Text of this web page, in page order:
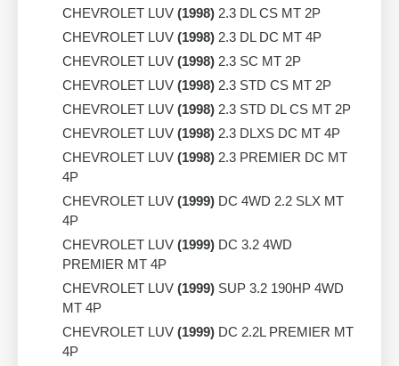
CHEVROLET LUV (1998) 2.3 DL CS MT 2P
CHEVROLET LUV (1998) 2.3 DL DC MT 4P
CHEVROLET LUV (1998) 2.3 SC MT 2P
CHEVROLET LUV (1998) 2.3 STD CS MT 2P
CHEVROLET LUV (1998) 2.3 STD DL CS MT 2P
CHEVROLET LUV (1998) 2.3 DLXS DC MT 4P
CHEVROLET LUV (1998) 2.3 PREMIER DC MT
4P
CHEVROLET LUV (1999) DC 4WD 2.2 SLX MT
4P
CHEVROLET LUV (1999) DC 3.2 4WD
PREMIER MT 4P
CHEVROLET LUV (1999) SUP 3.2 190HP 4WD
MT 4P
CHEVROLET LUV (1999) DC 2.2L PREMIER MT
4P